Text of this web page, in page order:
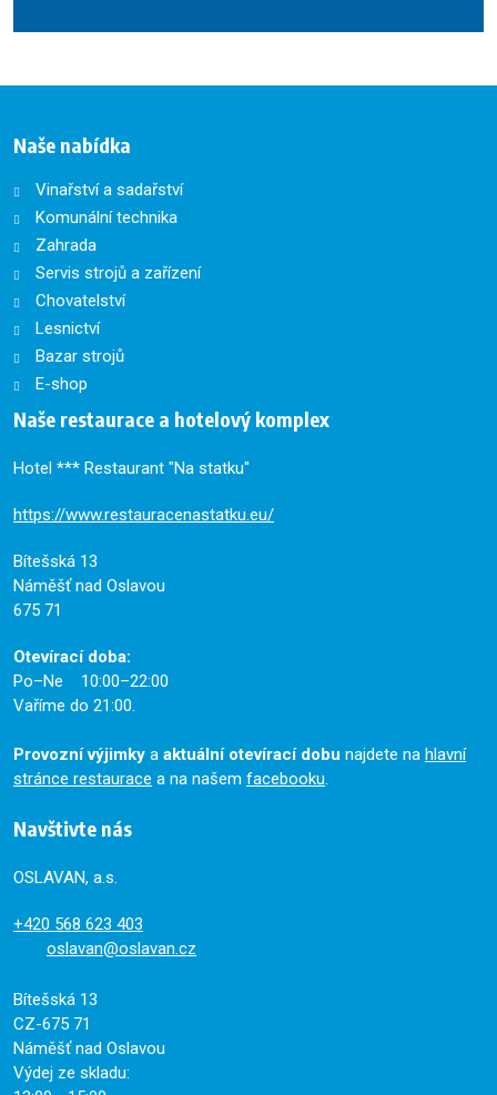
se
Naše nabídka
Vinařství a sadařství
Komunální technika
Zahrada
Servis strojů a zařízení
Chovatelství
Lesnictví
Bazar strojů
E-shop
Naše restaurace a hotelový komplex
Hotel *** Restaurant "Na statku"
https://www.restauracenastatku.eu/
Bítešská 13
Náměšť nad Oslavou
675 71
Otevírací doba:
Po–Ne 10:00–22:00
Vaříme do 21:00.
Provozní výjimky a aktuální otevírací dobu najdete na hlavní
stránce restaurace a na našem facebooku.
Navštivte nás
OSLAVAN, a.s.
+420 568 623 403
oslavan@oslavan.cz
Bítešská 13
CZ-675 71
Náměšť nad Oslavou
Výdej ze skladu: